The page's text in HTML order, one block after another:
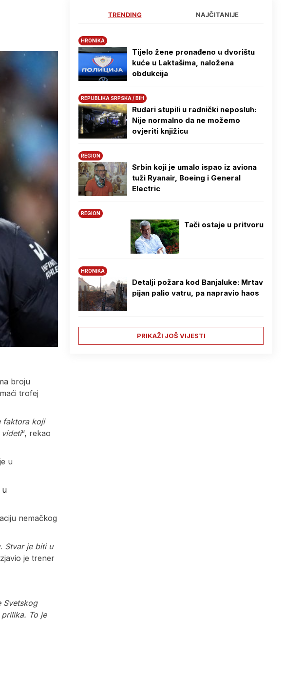
broju
trofej
faktora koji
videti“, rekao
u
u
nemačkog
Stvar je biti u
je trener
Svetskog
To je
TRENDING NAJČITANIJE
HRONIKA
Tijelo žene pronađeno u dvorištu
kuće u Laktašima, naložena
obdukcija
REPUBLIKA SRPSKA / BIH
Rudari stupili u radnički neposluh:
Nije normalno da ne možemo
ovjeriti knjižicu
REGION
Srbin koji je umalo ispao iz aviona
tuži Ryanair, Boeing i General
Electric
REGION
Tači ostaje u pritvoru
HRONIKA
Detalji požara kod Banjaluke: Mrtav
pijan palio vatru, pa napravio haos
PRIKAŽI JOŠ VIJESTI